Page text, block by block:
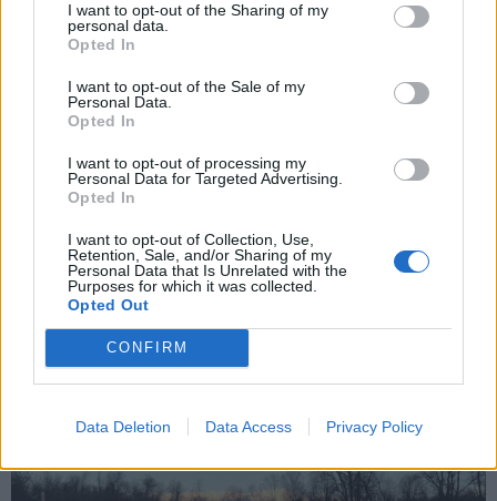
I want to opt-out of the Sharing of my
personal data.
Opted In
I want to opt-out of the Sale of my
Personal Data.
Opted In
I want to opt-out of processing my
Personal Data for Targeted Advertising.
Opted In
I want to opt-out of Collection, Use,
Retention, Sale, and/or Sharing of my
Personal Data that Is Unrelated with the
Purposes for which it was collected.
Opted Out
CONFIRM
Data Deletion Data Access Privacy Policy
si può cercare salvezza nella sempreverde
accessibile dalla via omonima o da
via
attraversata da una via comunale, questa
zona è quasi un parco suburbano. È vero è
molto conosciuta, ma non manca qualche
novità, come il ritorno delle vigne e il
restauro di una cascina con tocchi neogotici.